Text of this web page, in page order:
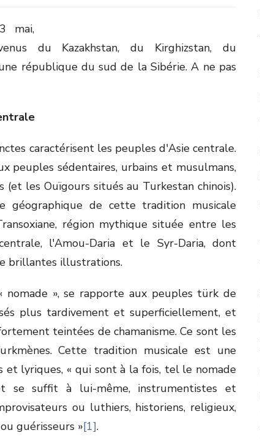
mai,
du Kazakhstan, du Kirghizstan, du
république du sud de la Sibérie. A ne pas
caractérisent les peuples d'Asie centrale.
peuples sédentaires, urbains et musulmans,
(et les Ouïgours situés au Turkestan chinois).
géographique de cette tradition musicale
région mythique située entre les
l'Amou-Daria et le Syr-Daria, dont
brillantes illustrations.
», se rapporte aux peuples türk de
plus tardivement et superficiellement, et
teintées de chamanisme. Ce sont les
Cette tradition musicale est une
et lyriques, « qui sont à la fois, tel le nomade
suffit à lui-même, instrumentistes et
ou luthiers, historiens, religieux,
guérisseurs »[1].